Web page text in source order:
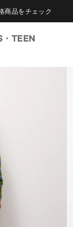
商品をチェック
・TEEN